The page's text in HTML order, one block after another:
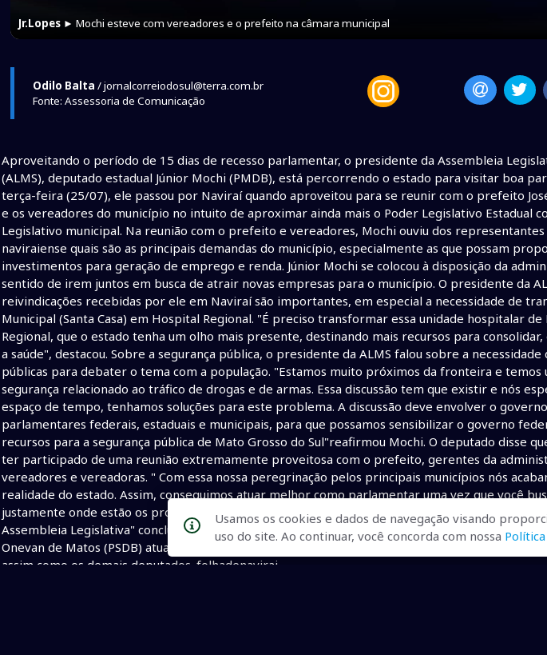
Jr.Lopes ► Mochi esteve com vereadores e o prefeito na câmara municipal
Odilo Balta / jornalcorreiodosul@terra.com.br
Fonte: Assessoria de Comunicação
Aproveitando o período de 15 dias de recesso parlamentar, o presidente da Assembleia
(ALMS), deputado estadual Júnior Mochi (PMDB), está percorrendo o estado para visitar boa
terça-feira (25/07), ele passou por Naviraí quando aproveitou para se reunir com o prefeito
e os vereadores do município no intuito de aproximar ainda mais o Poder Legislativo Estadual
Legislativo municipal. Na reunião com o prefeito e vereadores, Mochi ouviu dos representantes
naviraiense quais são as principais demandas do município, especialmente as que possam
investimentos para geração de emprego e renda. Júnior Mochi se colocou à disposição da
sentido de irem juntos em busca de atrair novas empresas para o município. O presidente da
reivindicações recebidas por ele em Naviraí são importantes, em especial a necessidade de
Municipal (Santa Casa) em Hospital Regional. "É preciso transformar essa unidade hospitalar
Regional, que o estado tenha um olho mais presente, destinando mais recursos para
a saúde", destacou. Sobre a segurança pública, o presidente da ALMS falou sobre a
públicas para debater o tema com a população. "Estamos muito próximos da fronteira e
segurança relacionado ao tráfico de drogas e de armas. Essa discussão tem que existir e nós
espaço de tempo, tenhamos soluções para este problema. A discussão deve envolver o
parlamentares federais, estaduais e municipais, para que possamos sensibilizar o governo
recursos para a segurança pública de Mato Grosso do Sul"reafirmou Mochi. O deputado disse
ter participado de uma reunião extremamente proveitosa com o prefeito, gerentes da
vereadores e vereadoras. " Com essa nossa peregrinação pelos principais municípios nós
realidade do estado. Assim, conseguimos atuar melhor como parlamentar uma vez que você
justamente onde estão os problemas meios para encontrar soluções e aprimorar as ações do
Assembleia Legislativa" concluiu Júnior Mochi, afirmando que Naviraí tem um deputado estadual
Onevan de Matos (PSDB) atual vice-presidente da Assembleia Legislativa, com quem mantém
assim como os demais deputados. folhadenavirai
Usamos os cookies e dados de navegação visando
uso do site. Ao continuar, você concorda com nossa